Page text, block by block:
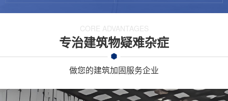
CORE ADVANTAGES
专治建筑物疑难杂症
做您的建筑加固服务企业